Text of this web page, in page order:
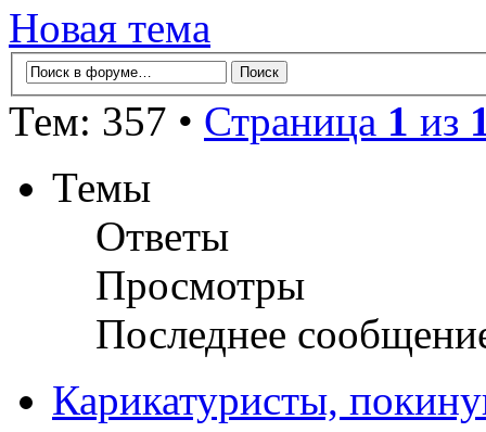
Новая тема
Тем: 357 • Страница 1 из
Темы
Ответы
Просмотры
Последнее
Карикатуристы,